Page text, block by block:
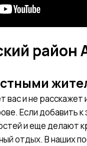
район
вас и не
Если добавить
и еще делают
отдых. В наших